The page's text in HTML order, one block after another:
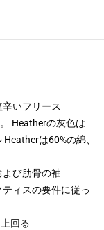
いフリース
Heatherの灰色は
は60%の綿、
び肋骨の袖
ィスの要件に従っ
回る